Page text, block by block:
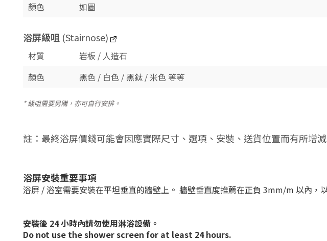
顏色
如圖
浴屏級咀 (Stairnose)
材質
岩板 / 人造石
顏色
黑色 / 白色 / 黑鈦 / 米色 等等
* 級咀需要另購，亦可自行安排。
註：最終浴屏價錢可能會因應實際尺寸、選項、安裝、送貨位置而有所增減
浴屏安裝重要事項
浴屏 / 浴室需要安裝在平坦垂直的牆壁上。 牆壁垂直度推薦在正負 3mm/m 以內，
安裝後 24 小時內請勿使用淋浴設備。
Do not use the shower screen for at least 24 hours.